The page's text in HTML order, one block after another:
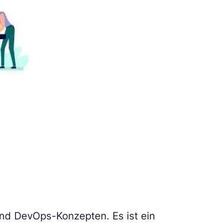
DevOps-Konzepten. Es ist ein